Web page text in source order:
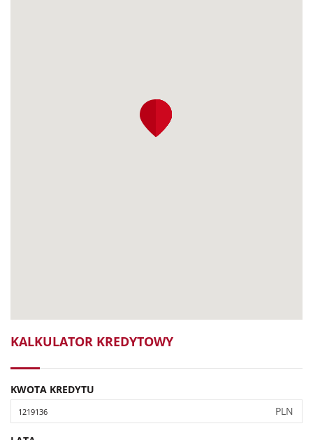
KALKULATOR KREDYTOWY
KWOTA KREDYTU
PLN